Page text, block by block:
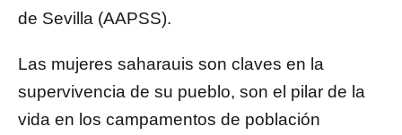
de Sevilla (AAPSS).
Las mujeres saharauis son claves en la
supervivencia de su pueblo, son el pilar de la
vida en los campamentos de población